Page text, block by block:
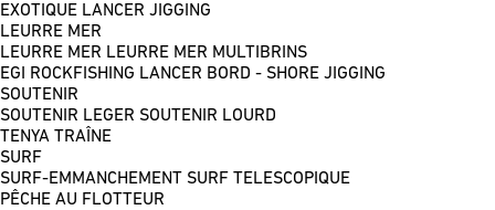
EXOTIQUE LANCER JIGGING
LEURRE MER
LEURRE MER LEURRE MER MULTIBRINS
EGI
ROCKFISHING LANCER BORD - SHORE JIGGING
SOUTENIR
SOUTENIR LEGER SOUTENIR LOURD
TENYA TRAÎNE
SURF
SURF-EMMANCHEMENT SURF TELESCOPIQUE
PÊCHE AU FLOTTEUR